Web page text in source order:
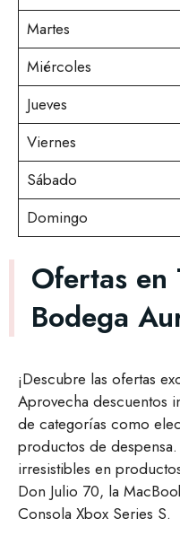
Martes
Miércoles
Jueves
Viernes
Sábado
Domingo
Ofertas en
Bodega
¡Descubre las ofertas
Aprovecha descuentos
de categorías como
productos de
irresistibles en
Don Julio 70, la
Consola Xbox Series S.